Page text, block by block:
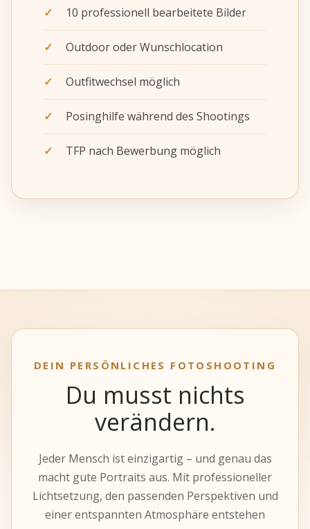
10 professionell bearbeitete Bilder
Outdoor oder Wunschlocation
Outfitwechsel möglich
Posinghilfe während des Shootings
TFP nach Bewerbung möglich
DEIN PERSÖNLICHES FOTOSHOOTING
Du musst nichts
verändern.
Jeder Mensch ist einzigartig – und genau das
macht gute Portraits aus. Mit professioneller
Lichtsetzung, den passenden Perspektiven und
einer entspannten Atmosphäre entstehen